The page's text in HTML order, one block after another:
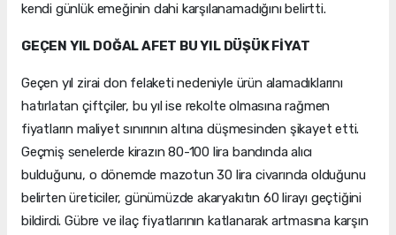
kendi günlük emeğinin dahi karşılanamadığını belirtti.
GEÇEN YIL DOĞAL AFET BU YIL DÜŞÜK FİYAT
Geçen yıl zirai don felaketi nedeniyle ürün alamadıklarını
hatırlatan çiftçiler, bu yıl ise rekolte olmasına rağmen
fiyatların maliyet sınırının altına düşmesinden şikayet etti.
Geçmiş senelerde kirazın 80-100 lira bandında alıcı
bulduğunu, o dönemde mazotun 30 lira civarında olduğunu
belirten üreticiler, günümüzde akaryakıtın 60 lirayı geçtiğini
bildirdi. Gübre ve ilaç fiyatlarının katlanarak artmasına karşın